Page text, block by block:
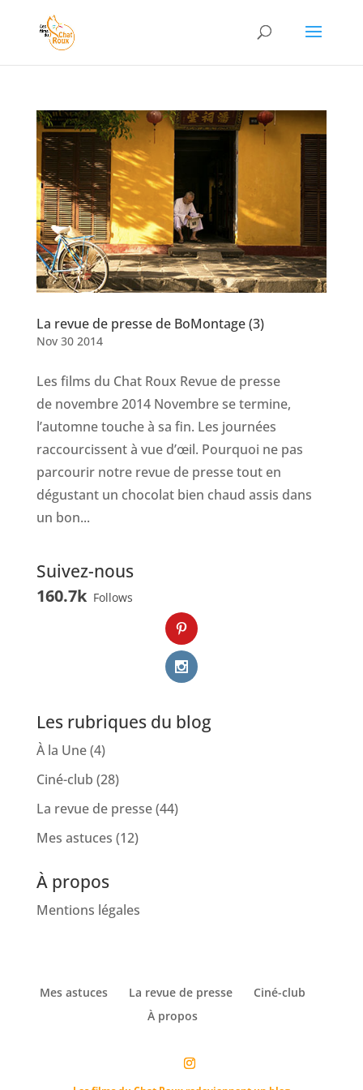
La revue de presse de BoMontage (3)
Nov 30 2014
Les films du Chat Roux Revue de presse
de novembre 2014 Novembre se termine,
l’automne touche à sa fin. Les journées
raccourcissent à vue d’œil. Pourquoi ne pas
parcourir notre revue de presse tout en
dégustant un chocolat bien chaud assis dans
un bon...
Suivez-nous
160.7k Follows
Les rubriques du blog
À la Une(4)
Ciné-club (28)
La revue de presse(44)
Mes astuces (12)
À propos
Mentions légales
Mes astuces La revue de presse
Ciné-club
À propos